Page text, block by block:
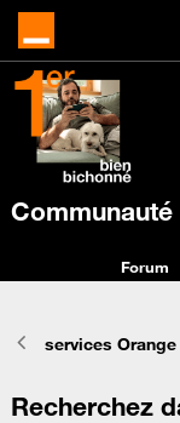
Communauté
Forum
services Orange
Recherchez